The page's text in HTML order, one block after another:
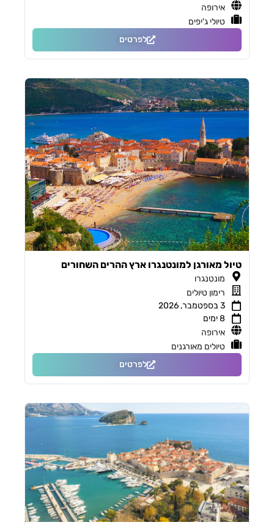
אירופה
טיולי ג'יפים
לפרטים
טיול מאורגן למונטנגרו ארץ ההרים השחורים
מונטנגרו
רימון טיולים
3 בספטמבר, 2026
8 ימים
אירופה
טיולים מאורגנים
לפרטים